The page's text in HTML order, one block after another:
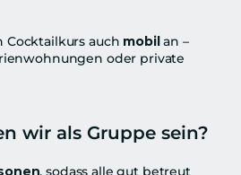
Cocktailkurs auch mobil an –
oder private
wir als Gruppe sein?
, sodass alle gut betreut